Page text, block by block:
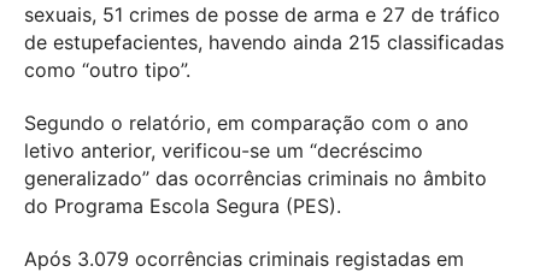
sexuais, 51 crimes de posse de arma e 27 de tráfico
de estupefacientes, havendo ainda 215 classificadas
como “outro tipo”.
Segundo o relatório, em comparação com o ano
letivo anterior, verificou-se um “decréscimo
generalizado” das ocorrências criminais no âmbito
do Programa Escola Segura (PES).
Após 3.079 ocorrências criminais registadas em